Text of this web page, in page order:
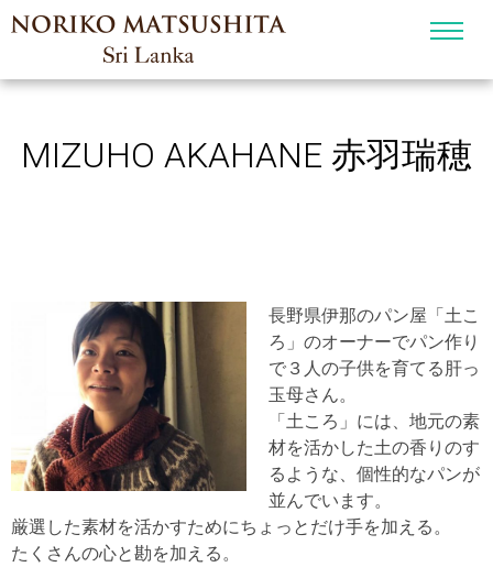
MIZUHO AKAHANE 赤羽瑞穂
長野県伊那のパン屋「土こ
ろ」のオーナーでパン作り
で３人の子供を育てる肝っ
玉母さん。
「土ころ」には、地元の素
材を活かした土の香りのす
るような、個性的なパンが
並んでいます。
厳選した素材を活かすためにちょっとだけ手を加える。
たくさんの心と勘を加える。